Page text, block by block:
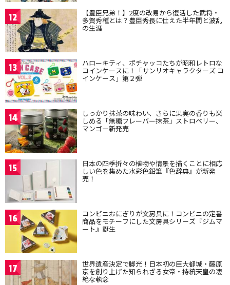
12 【豊臣兄弟！】2度の改易から復活した武将・
多賀秀種とは？豊臣秀長に仕えた半年間と波乱
の生涯
13 ハローキティ、ポチャッコたちが昭和レトロな
コインケースに！「サンリオキャラクターズ コ
インケース」第２弾
14 しっかり抹茶の味わい、さらに果実の香りも楽
しめる「無糖フレーバー抹茶」ストロベリー、
マンゴー新発売
15 日本の四季折々の植物や情景を描くことに相応
しい色を集めた水彩色鉛筆『色辞典』が新発
売！
16 コンビニおにぎりが文房具に！コンビニの定番
商品をモチーフにした文房具シリーズ『ジムマ
ート』誕生
17 世界遺産決定で脚光！日本初の巨大都城・藤原
京を創り上げた知られざる女帝・持統天皇の凄
絶な執念